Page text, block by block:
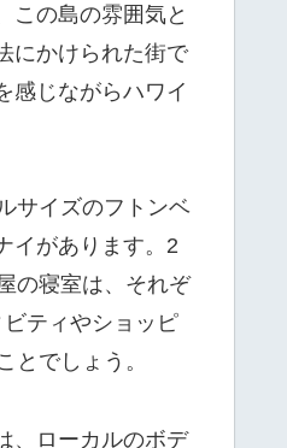
この島の雰囲気と
にかけられた街で
感じながらハワイ
サイズのフトンベ
イがあります。2
の寝室は、それぞ
ティやショッピ
でしょう。
、ローカルのボデ